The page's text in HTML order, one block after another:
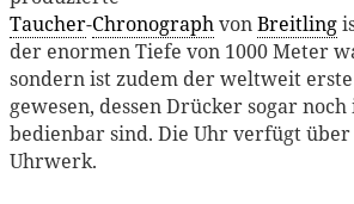
Taucher-ChronographvonBreitling
der enormen Tiefe von 1000 Meter
sondern ist zudem der weltweit erste
gewesen, dessen Drücker sogar
bedienbar sind. Die Uhr verfügt
Uhrwerk.